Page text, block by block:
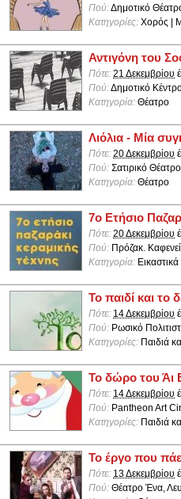
Πού:Δημοτικό
Κατηγορίες: Χορός |
Αντιγόνη του
Πότε: 21 Δεκεμβρίου
Πού:Δημοτικό
Κατηγορία: Θέατρο
Λιόλια - Μία
Πότε: 20 Δεκεμβρίου
Πού: Σατιρικό
Κατηγορία: Θέατρο
7ο Ετήσιο
Πότε: 20 Δεκεμβρίου
Πού: Πρόζακ.
Κατηγορία: Εικαστικά
Το παιδί και το
Πότε: 14 Δεκεμβρίου
Πού: Ρωσικό
Κατηγορίες: Παιδιά
Το δώρο του Άι
Πότε: 14 Δεκεμβρίου
Πού: Pantheon Art
Κατηγορίες: Παιδιά
Το έργο που
Πότε: 13 Δεκεμβρίου
Πού: Θέατρο Ένα,